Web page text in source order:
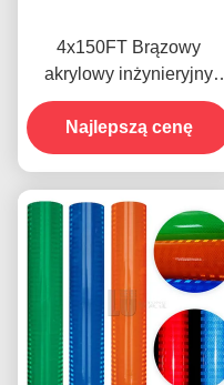
4x150FT Brązowy
akrylowy inżynieryjny
EGP Pryzmatyczny
odblaskowy arkusz
winylowy do znaków
Najlepszą cenę